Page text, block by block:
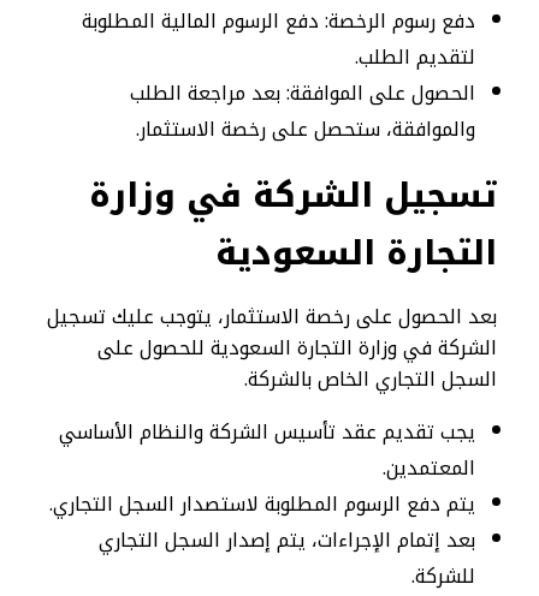
دفع رسوم الرخصة: دفع الرسوم المالية المطلوبة
لتقديم الطلب.
الحصول على الموافقة: بعد مراجعة الطلب
والموافقة، ستحصل على رخصة الاستثمار.
تسجيل الشركة في وزارة
التجارة السعودية
بعد الحصول على رخصة الاستثمار، يتوجب عليك تسجيل
الشركة في وزارة التجارة السعودية للحصول على
السجل التجاري الخاص بالشركة.
يجب تقديم عقد تأسيس الشركة والنظام الأساسي
المعتمدين.
يتم دفع الرسوم المطلوبة لاستصدار السجل التجاري.
بعد إتمام الإجراءات، يتم إصدار السجل التجاري
للشركة.